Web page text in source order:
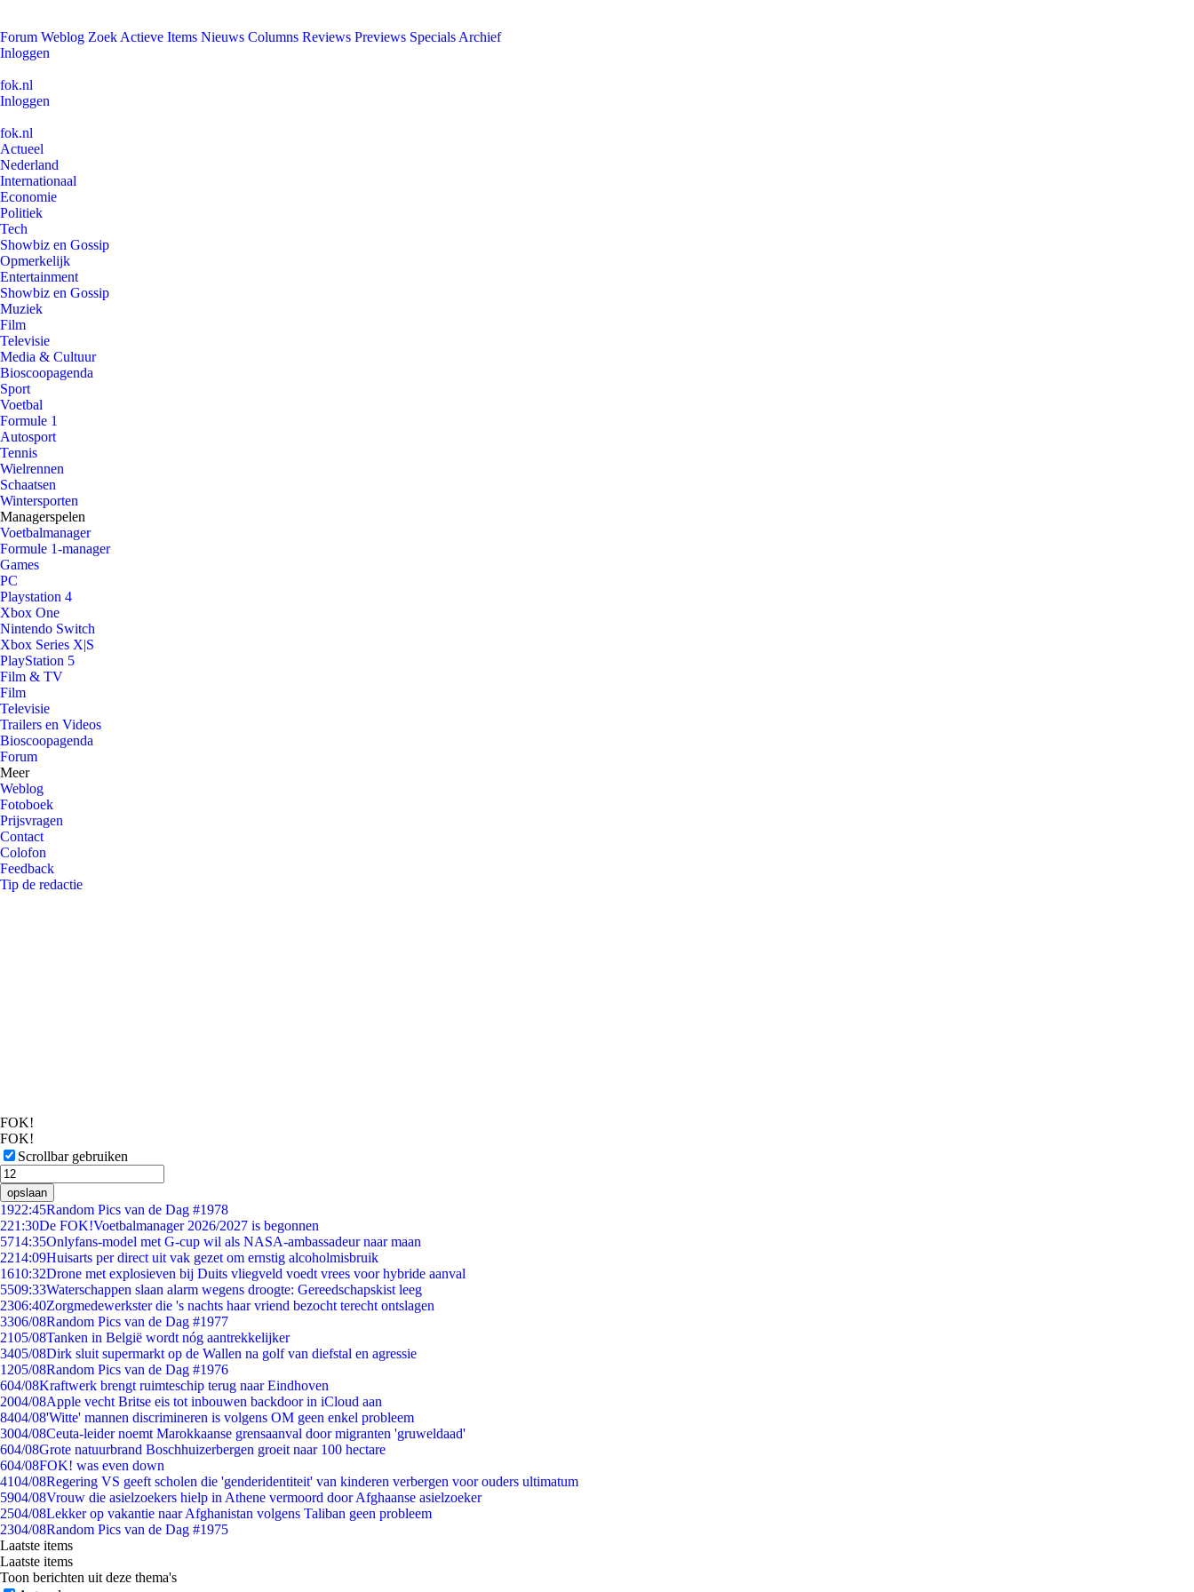
Forum Weblog Zoek Actieve Items Nieuws Columns Reviews Previews Specials Archief
Inloggen
fok.nl
Inloggen
fok.nl
Actueel
Nederland
Internationaal
Economie
Politiek
Tech
Showbiz en Gossip
Opmerkelijk
Entertainment
Showbiz en Gossip
Muziek
Film
Televisie
Media & Cultuur
Bioscoopagenda
Sport
Voetbal
Formule 1
Autosport
Tennis
Wielrennen
Schaatsen
Wintersporten
Managerspelen
Voetbalmanager
Formule 1-manager
Games
PC
Playstation 4
Xbox One
Nintendo Switch
Xbox Series X|S
PlayStation 5
Film & TV
Film
Televisie
Trailers en Videos
Bioscoopagenda
Forum
Meer
Weblog
Fotoboek
Prijsvragen
Contact
Colofon
Feedback
Tip de redactie
FOK!
FOK!
Scrollbar gebruiken
opslaan
1922:45Random Pics van de Dag #1978
221:30De FOK!Voetbalmanager 2026/2027 is begonnen
5714:35Onlyfans-model met G-cup wil als NASA-ambassadeur naar maan
2214:09Huisarts per direct uit vak gezet om ernstig alcoholmisbruik
1610:32Drone met explosieven bij Duits vliegveld voedt vrees voor hybride aanval
5509:33Waterschappen slaan alarm wegens droogte: Gereedschapskist leeg
2306:40Zorgmedewerkster die 's nachts haar vriend bezocht terecht ontslagen
3306/08Random Pics van de Dag #1977
2105/08Tanken in België wordt nóg aantrekkelijker
3405/08Dirk sluit supermarkt op de Wallen na golf van diefstal en agressie
1205/08Random Pics van de Dag #1976
604/08Kraftwerk brengt ruimteschip terug naar Eindhoven
2004/08Apple vecht Britse eis tot inbouwen backdoor in iCloud aan
8404/08'Witte' mannen discrimineren is volgens OM geen enkel probleem
3004/08Ceuta-leider noemt Marokkaanse grensaanval door migranten 'gruweldaad'
604/08Grote natuurbrand Boschhuizerbergen groeit naar 100 hectare
604/08FOK! was even down
4104/08Regering VS geeft scholen die 'genderidentiteit' van kinderen verbergen voor ouders ultimatum
5904/08Vrouw die asielzoekers hielp in Athene vermoord door Afghaanse asielzoeker
2504/08Lekker op vakantie naar Afghanistan volgens Taliban geen probleem
2304/08Random Pics van de Dag #1975
Laatste items
Laatste items
Toon berichten uit deze thema's